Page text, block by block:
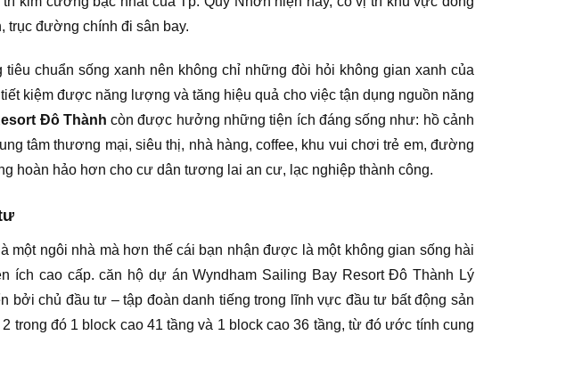
đường chính đi sân bay.
chuẩn sống xanh nên không chỉ những đòi hỏi không gian xanh của
kiệm được năng lượng và tăng hiệu quả cho việc tận dụng nguồn năng
Đô Thành còn được hưởng những tiện ích đáng sống như: hồ cảnh
tâm thương mại, siêu thị, nhà hàng, coffee, khu vui chơi trẻ em, đường
hoàn hảo hơn cho cư dân tương lai an cư, lạc nghiệp thành công.
một ngôi nhà mà hơn thế cái bạn nhận được là một không gian sống hài
ích cao cấp. căn hộ dự án Wyndham Sailing Bay Resort Đô Thành Lý
chủ đầu tư – tập đoàn danh tiếng trong lĩnh vực đầu tư bất động sản
trong đó 1 block cao 41 tầng và 1 block cao 36 tầng, từ đó ước tính cung